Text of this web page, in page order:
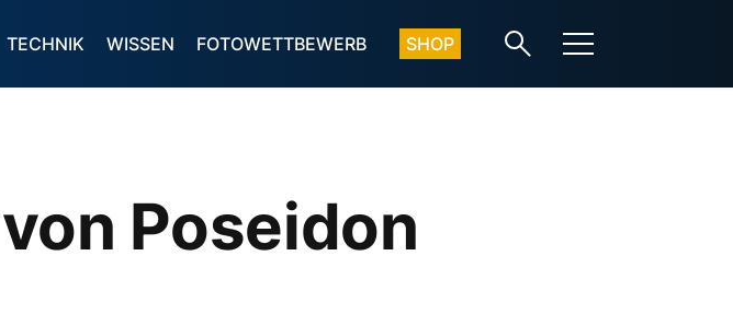
TECHNIK WISSEN FOTOWETTBEWERB SHOP
Poseidon